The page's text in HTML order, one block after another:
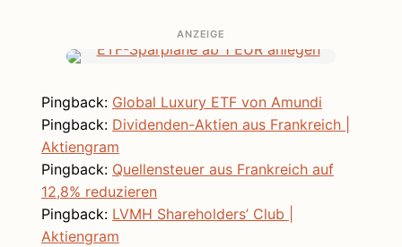
ANZEIGE
Pingback: Global Luxury ETF von Amundi
Pingback: Dividenden-Aktien aus Frankreich |
Aktiengram
Pingback: Quellensteuer aus Frankreich auf
12,8% reduzieren
Pingback: LVMH Shareholders’ Club |
Aktiengram